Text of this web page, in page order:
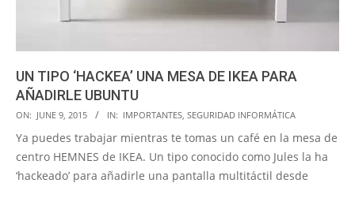
UN TIPO ‘HACKEA’ UNA MESA DE IKEA PARA
AÑADIRLE UBUNTU
2015-
06-
09
ON: JUNE 9, 2015 IN: IMPORTANTES, SEGURIDAD INFORMÁTICA
Ya puedes trabajar mientras te tomas un café en la mesa de
centro HEMNES de IKEA. Un tipo conocido como Jules la ha
‘hackeado’ para añadirle una pantalla multitáctil desde